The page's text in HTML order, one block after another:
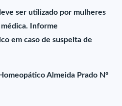
ser utilizado por mulheres
Informe
em caso de suspeita de
Almeida Prado Nº